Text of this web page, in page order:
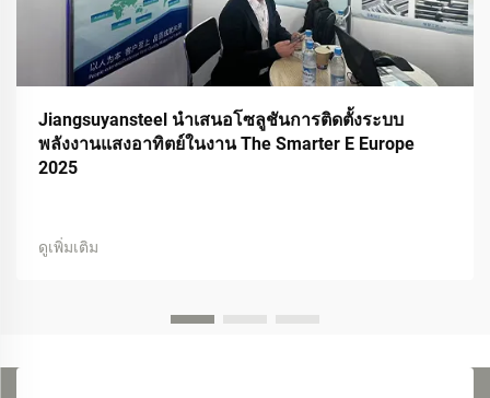
Jiangsuyansteel นำเสนอโซลูชันการติดตั้งระบบ
พลังงานแสงอาทิตย์ในงาน The Smarter E Europe
2025
ดูเพิ่มเติม